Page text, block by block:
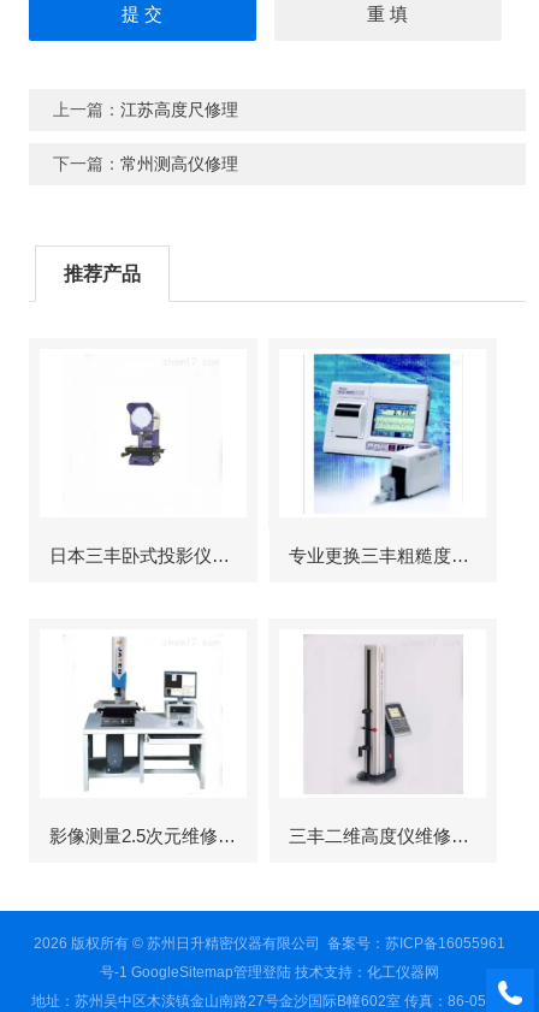
上一篇： 江苏高度尺修理
下一篇： 常州测高仪修理
推荐产品
日本三丰卧式投影仪维修 专业更换三丰粗糙度仪显示屏
影像测量2.5次元维修故障 三丰二维高度仪维修服务
2026 版权所有 © 苏州日升精密仪器有限公司 备案号：苏ICP备16055961
号-1 GoogleSitemap管理登陆技术支持： 化工仪器网
地址：苏州吴中区木渎镇金山南路27号金沙国际B幢602室 传真：86-0512-